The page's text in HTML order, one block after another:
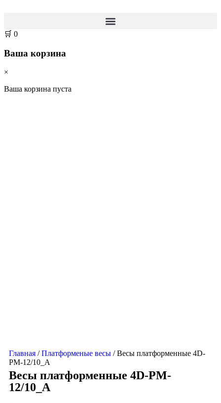
🛒 0
Ваша корзина
×
Ваша корзина пуста
Главная /Платформеные весы / Весы платформенные 4D-
PM-12/10_A
Весы платформенные 4D-PM-
12/10_A